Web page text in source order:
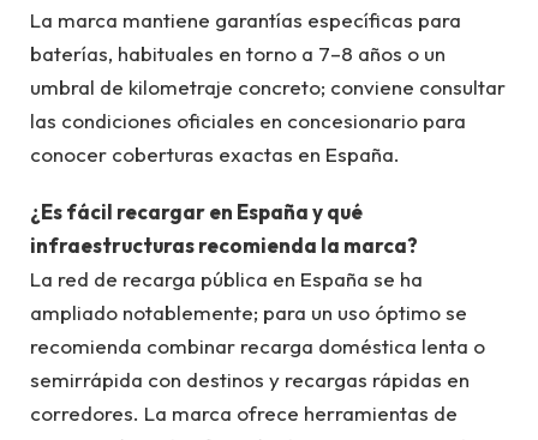
La marca mantiene garantías específicas para
baterías, habituales en torno a 7–8 años o un
umbral de kilometraje concreto; conviene consultar
las condiciones oficiales en concesionario para
conocer coberturas exactas en España.
¿Es fácil recargar en España y qué
infraestructuras recomienda la marca?
La red de recarga pública en España se ha
ampliado notablemente; para un uso óptimo se
recomienda combinar recarga doméstica lenta o
semirrápida con destinos y recargas rápidas en
corredores. La marca ofrece herramientas de